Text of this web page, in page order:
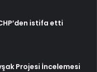
istifa etti
Projesi İncelemesi